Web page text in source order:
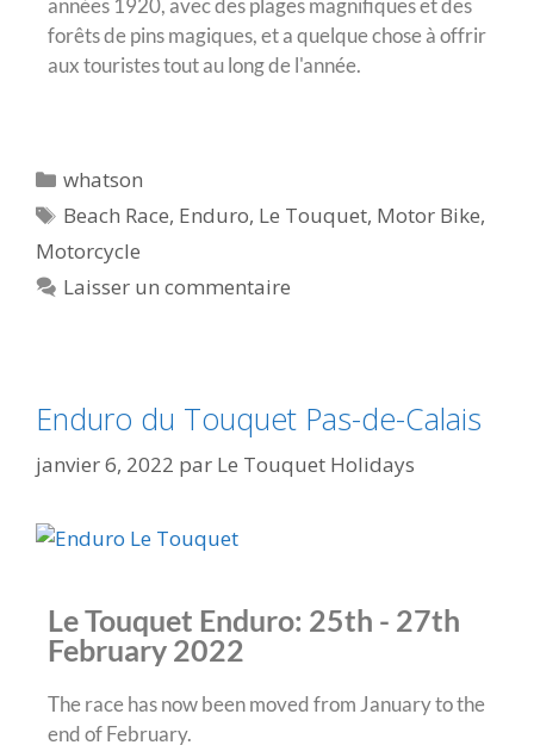
années 1920, avec des plages magnifiques et des
forêts de pins magiques, et a quelque chose à offrir
aux touristes tout au long de l'année.
whatson
Beach Race, Enduro, Le Touquet, Motor Bike,
Motorcycle
Laisser un commentaire
Enduro du Touquet Pas-de-Calais
janvier 6, 2022 par Le Touquet Holidays
Le Touquet Enduro: 25th - 27th
February 2022
The race has now been moved from January to the
end of February.